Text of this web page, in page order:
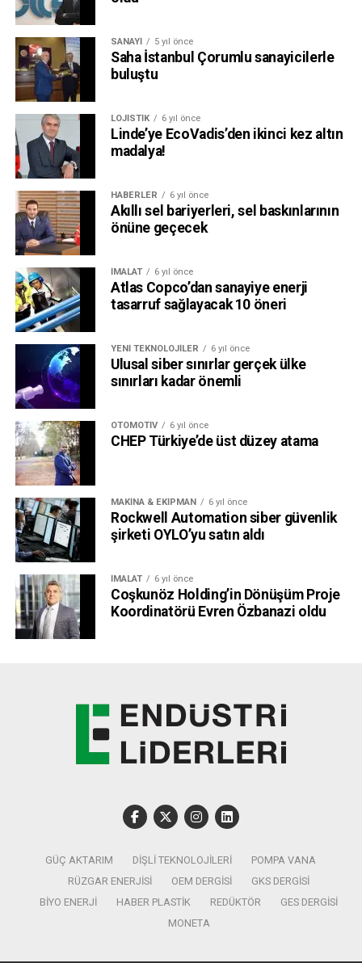
SANAYI 5 yıl önce
Saha İstanbul Çorumlu sanayicilerle
buluştu
LOJISTIK 6 yıl önce
Linde’ye EcoVadis’den ikinci kez altın
madalya!
HABERLER 6 yıl önce
Akıllı sel bariyerleri, sel baskınlarının
önüne geçecek
İMALAT 6 yıl önce
Atlas Copco’dan sanayiye enerji
tasarruf sağlayacak 10 öneri
YENI TEKNOLOJILER 6 yıl önce
Ulusal siber sınırlar gerçek ülke
sınırları kadar önemli
OTOMOTIV 6 yıl önce
CHEP Türkiye’de üst düzey atama
MAKINA & EKIPMAN 6 yıl önce
Rockwell Automation siber güvenlik
şirketi OYLO’yu satın aldı
İMALAT 6 yıl önce
Coşkunöz Holding’in Dönüşüm Proje
Koordinatörü Evren Özbanazi oldu
GÜÇ AKTARIM DIŞLI TEKNOLOJILERI
POMPA VANA
RÜZGAR ENERJISI
OEM DERGISI
GKS DERGISI
BIYO ENERJI
HABER PLASTIK REDÜKTÖR
GES DERGISI
MONETA